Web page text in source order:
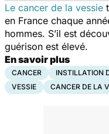
Le cancer de la vessie
en France chaque
hommes. S’il est
guérison est élevé.
En savoir plus
CANCER INSTILLATION
VESSIE
CANCER DE LA